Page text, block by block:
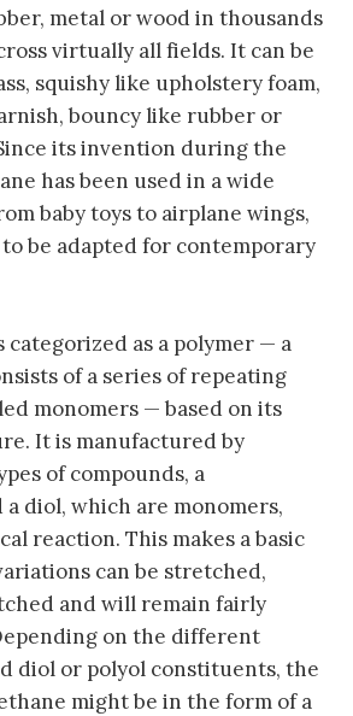
metal or wood in thousands
virtually all fields. It can be
squishy like upholstery foam,
bouncy like rubber or
its invention during the
has been used in a wide
baby toys to airplane wings,
be adapted for contemporary
categorized as a polymer — a
of a series of repeating
monomers — based on its
It is manufactured by
of compounds, a
a diol, which are monomers,
reaction. This makes a basic
can be stretched,
and will remain fairly
on the different
diol or polyol constituents, the
might be in the form of a